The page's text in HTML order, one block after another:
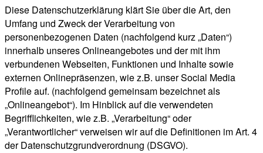
Diese Datenschutzerklärung klärt Sie über die Art, den
Umfang und Zweck der Verarbeitung von
personenbezogenen Daten (nachfolgend kurz „Daten“)
innerhalb unseres Onlineangebotes und der mit ihm
verbundenen Webseiten, Funktionen und Inhalte sowie
externen Onlinepräsenzen, wie z.B. unser Social Media
Profile auf. (nachfolgend gemeinsam bezeichnet als
„Onlineangebot“). Im Hinblick auf die verwendeten
Begrifflichkeiten, wie z.B. „Verarbeitung“ oder
„Verantwortlicher“ verweisen wir auf die Definitionen im Art. 4
der Datenschutzgrundverordnung (DSGVO).